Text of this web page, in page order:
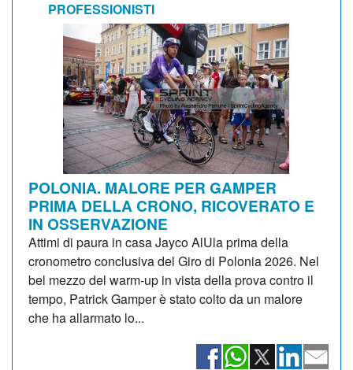
PROFESSIONISTI
POLONIA. MALORE PER GAMPER
PRIMA DELLA CRONO, RICOVERATO E
IN OSSERVAZIONE
Attimi di paura in casa Jayco AlUla prima della
cronometro conclusiva del Giro di Polonia 2026. Nel
bel mezzo del warm-up in vista della prova contro il
tempo, Patrick Gamper è stato colto da un malore
che ha allarmato lo...